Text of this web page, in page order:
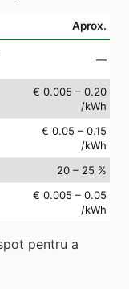
Aprox.
—
€ 0.005 – 0.20
/kWh
€ 0.05 – 0.15
/kWh
20 – 25 %
€ 0.005 – 0.05
/kWh
pentru a